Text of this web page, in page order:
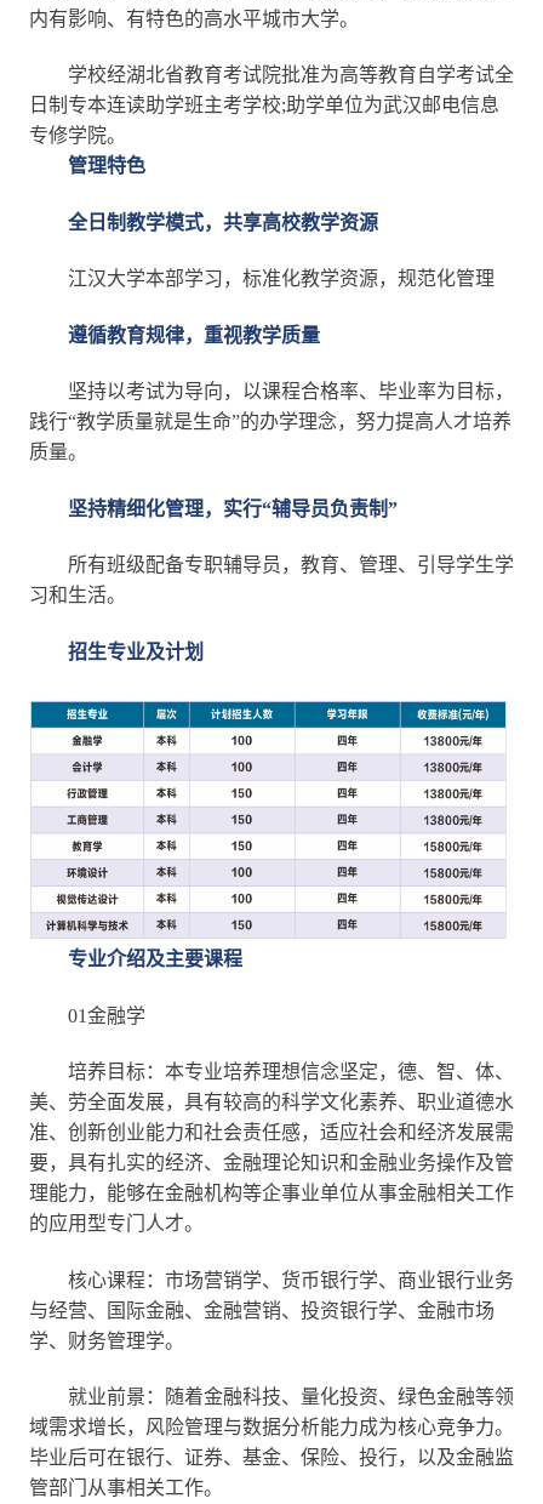
内有影响、有特色的高水平城市大学。
学校经湖北省教育考试院批准为高等教育自学考试全
日制专本连读助学班主考学校;助学单位为武汉邮电信息
专修学院。
管理特色
全日制教学模式，共享高校教学资源
江汉大学本部学习，标准化教学资源，规范化管理
遵循教育规律，重视教学质量
坚持以考试为导向，以课程合格率、毕业率为目标，
践行“教学质量就是生命”的办学理念，努力提高人才培养
质量。
坚持精细化管理，实行“辅导员负责制”
所有班级配备专职辅导员，教育、管理、引导学生学
习和生活。
招生专业及计划
专业介绍及主要课程
01金融学
培养目标：本专业培养理想信念坚定，德、智、体、
美、劳全面发展，具有较高的科学文化素养、职业道德水
准、创新创业能力和社会责任感，适应社会和经济发展需
要，具有扎实的经济、金融理论知识和金融业务操作及管
理能力，能够在金融机构等企事业单位从事金融相关工作
的应用型专门人才。
核心课程：市场营销学、货币银行学、商业银行业务
与经营、国际金融、金融营销、投资银行学、金融市场
学、财务管理学。
就业前景：随着金融科技、量化投资、绿色金融等领
域需求增长，风险管理与数据分析能力成为核心竞争力。
毕业后可在银行、证券、基金、保险、投行，以及金融监
管部门从事相关工作。